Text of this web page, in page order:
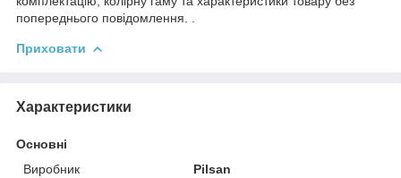
попереднього повідомлення. .
Приховати
Характеристики
Основні
Виробник
Pilsan